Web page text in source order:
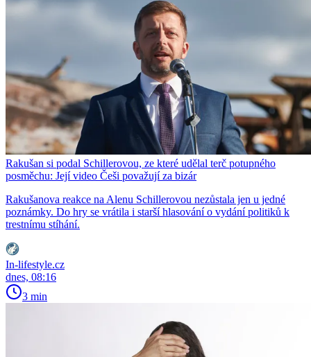
Rakušan si podal Schillerovou, ze které udělal terč potupného
posměchu: Její video Češi považují za bizár
Rakušanova reakce na Alenu Schillerovou nezůstala jen u jedné
poznámky. Do hry se vrátila i starší hlasování o vydání politiků k
trestnímu stíhání.
In-lifestyle.cz
dnes, 08:16
3 min